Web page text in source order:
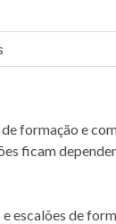
formação e
ficam
escalões de